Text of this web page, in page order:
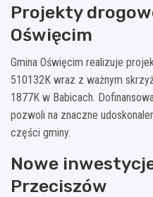
Projekty
Oświęcim
Gmina Oświęcim realizuje
510132K wraz z ważnym
1877K w Babicach.
pozwoli na znaczne
części gminy.
Nowe
Przeciszów